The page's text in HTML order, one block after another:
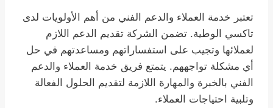
تعتبر خدمة العملاء والدعم الفني من أهم الأولويات لدى
تاكسي الوطية. تضمن الشركة تقديم الدعم اللازم
لعملائها وتجيب على استفساراتهم ومساعدتهم في حل
أي مشكلة تواجههم. يتمتع فريق خدمة العملاء والدعم
الفني بالخبرة والمهارة اللازمة لتقديم الحلول الفعالة
وتلبية احتياجات العملاء.